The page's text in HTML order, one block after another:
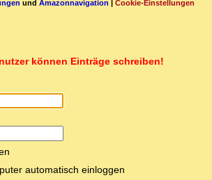
und Amazonnavigation | Cookie-Einstellungen
können Einträge schreiben!
automatisch einloggen